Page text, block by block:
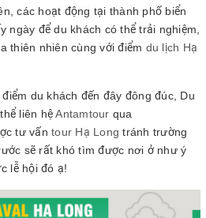
các hoạt động tại thành phố biển
ngày để du khách có thể trải nghiệm,
thiên nhiên cùng với điểm du lịch Hạ
du khách đến đây đông đúc, Du
liên hệAntamtour qua
tư vấn tour Hạ Long tránh trường
sẽ rất khó tìm được nơi ở như ý
lễ hội đó ạ!